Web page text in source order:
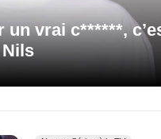
vrai c******,